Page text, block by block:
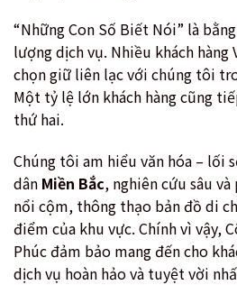
“Những Con Số Biết Nói” là
lượng dịch vụ. Nhiều khách hàng
chọn giữ liên lạc với chúng tôi
Một tỷ lệ lớn khách hàng cũng
thứ hai.
Chúng tôi am hiểu văn hóa – lối
dân Miền Bắc, nghiên cứu sâu
nổi cộm, thông thạo bản đồ di
điểm của khu vực. Chính vì vậy,
Phúc đảm bảo mang đến cho
dịch vụ hoàn hảo và tuyệt vời